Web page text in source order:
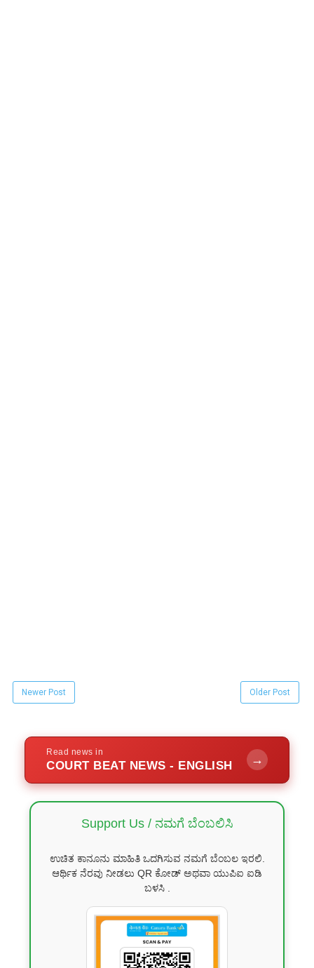
Newer Post Older Post
Read news in
COURT BEAT NEWS - ENGLISH →
Support Us / ನಮಗೆ ಬೆಂಬಲಿಸಿ
ಉಚಿತ ಕಾನೂನು ಮಾಹಿತಿ ಒದಗಿಸುವ ನಮಗೆ ಬೆಂಬಲ ಇರಲಿ.
ಆರ್ಥಿಕ ನೆರವು ನೀಡಲು QR ಕೋಡ್ ಅಥವಾ ಯುಪಿಐ ಐಡಿ
ಬಳಸಿ .